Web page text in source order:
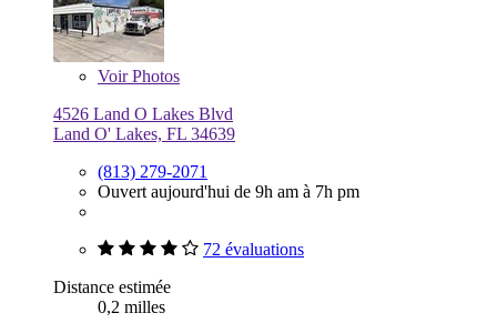
VoirPhotos
4526 Land O Lakes Blvd
Land O' Lakes, FL 34639
(813) 279-2071
Ouvert aujourd'hui de 9h am à 7h pm
72 évaluations
Distance estimée
0,2 milles